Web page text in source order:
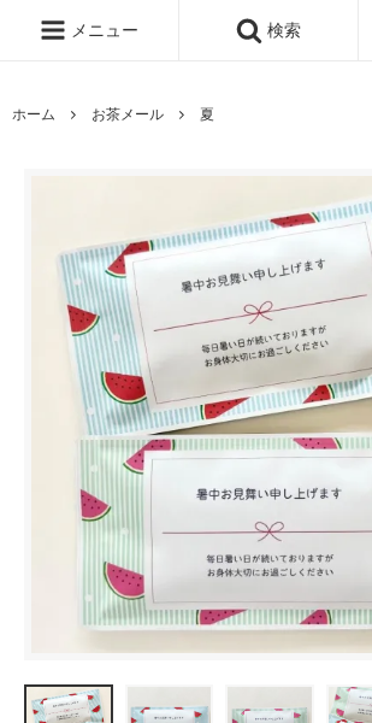
メニュー 検索
ホーム お茶メール 夏